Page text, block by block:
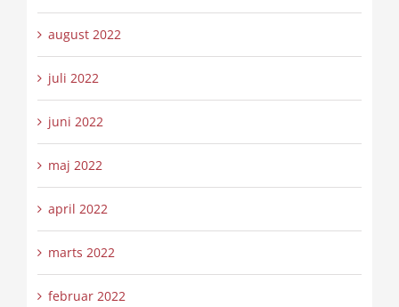
august 2022
juli 2022
juni 2022
maj 2022
april 2022
marts 2022
februar 2022